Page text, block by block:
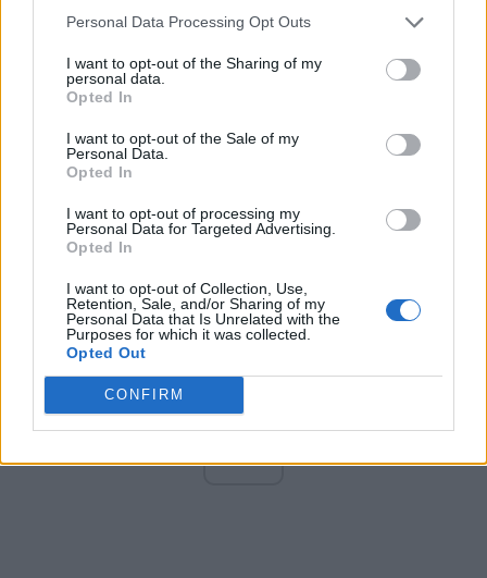
Personal Data Processing Opt Outs
I want to opt-out of the Sharing of my
personal data.
Opted In
I want to opt-out of the Sale of my
Personal Data.
Opted In
I want to opt-out of processing my
Personal Data for Targeted Advertising.
Opted In
I want to opt-out of Collection, Use,
Retention, Sale, and/or Sharing of my
Personal Data that Is Unrelated with the
Purposes for which it was collected.
Opted Out
CONFIRM
FAR (Coarnă)
Altul
Arhiva sondajelor
ad